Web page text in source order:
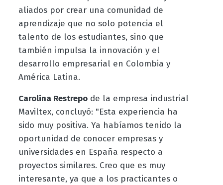
aliados por crear una comunidad de
aprendizaje que no solo potencia el
talento de los estudiantes, sino que
también impulsa la innovación y el
desarrollo empresarial en Colombia y
América Latina.
Carolina Restrepode la empresa industrial
Maviltex, concluyó: "Esta experiencia ha
sido muy positiva. Ya habíamos tenido la
oportunidad de conocer empresas y
universidades en España respecto a
proyectos similares. Creo que es muy
interesante, ya que a los practicantes o